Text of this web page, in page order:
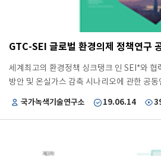
GTC-SEI 글로벌 환경의제 정책연구
세계최고의 환경정책 싱크탱크 인 SEI*와 협
방안 및 온실가스 감축 시나리오에 관한 공
Global Go To Think Tank Index,
기관과의 협력체계구축을 통해 연구역량 강
국가녹색기술연구소 19.06.14